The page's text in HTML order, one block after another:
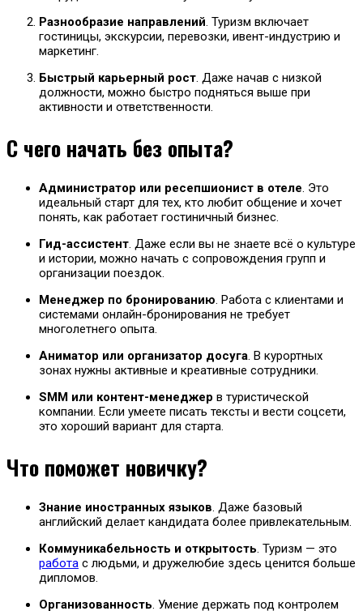
Разнообразие направлений. Туризм включает
гостиницы, экскурсии, перевозки, ивент-индустрию и
маркетинг.
Быстрый карьерный рост. Даже начав с низкой
должности, можно быстро подняться выше при
активности и ответственности.
С чего начать без опыта?
Администратор или ресепшионист в отеле. Это
идеальный старт для тех, кто любит общение и хочет
понять, как работает гостиничный бизнес.
Гид-ассистент. Даже если вы не знаете всё о культуре
и истории, можно начать с сопровождения групп и
организации поездок.
Менеджер по бронированию. Работа с клиентами и
системами онлайн-бронирования не требует
многолетнего опыта.
Аниматор или организатор досуга. В курортных
зонах нужны активные и креативные сотрудники.
SMM или контент-менеджер в туристической
компании. Если умеете писать тексты и вести соцсети,
это хороший вариант для старта.
Что поможет новичку?
Знание иностранных языков. Даже базовый
английский делает кандидата более привлекательным.
Коммуникабельность и открытость. Туризм — это
работа с людьми, и дружелюбие здесь ценится больше
дипломов.
Организованность. Умение держать под контролем